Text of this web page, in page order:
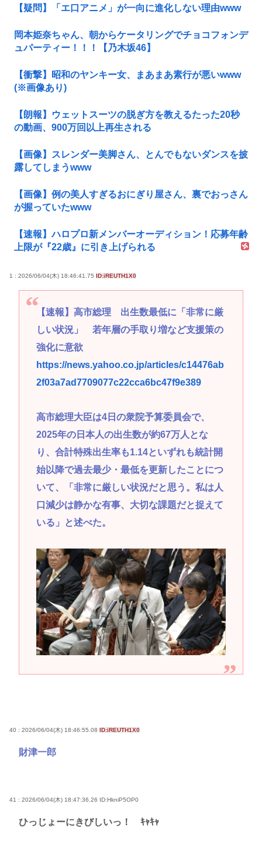
【疑問】「エ口アニメ」が一向に進化しない理由www
岡本姫奈ちゃん、朝からケータリングでチョコフォンデ
ュパーティー！！！【乃木坂46】
【衝撃】昭和のヤンキー女、まあまあ素行が悪いwww
(※画像あり)
【朗報】ウェットスーツの脱ぎ方を教えるたった20秒
の動画、900万回以上再生される
【画像】スレンダー美脚さん、とんでもないダンスを披
露してしまうwww
【画像】例の美人すぎるおにぎり屋さん、裏でおっさん
が握っていたwww
【速報】ハロプロ新メンバーオーディション！応募年齢
上限が『22歳』に引き上げられる
1 : 2026/06/04(木) 18:46:41.75 ID:iREUTH1X0
【速報】高市総理 出生数最低に「非常に厳
しい状況」 若年層の手取り増など支援策の
強化に意欲
https://news.yahoo.co.jp/articles/c14476ab
2f03a7ad7709077c22cca6bc47f9e389
高市総理大臣は4日の衆院予算委員会で、
2025年の日本人の出生数が約67万人とな
り、合計特殊出生率も1.14といずれも統計開
始以降で過去最少・最低を更新したことにつ
いて、「非常に厳しい状況だと思う。私は人
口減少は静かな有事、大切な課題だと捉えて
いる」と述べた。
40 : 2026/06/04(木) 18:46:55.08 ID:iREUTH1X0
財津一郎
41 : 2026/06/04(木) 18:47:36.26 ID:HkniP5OP0
ひっじょーにきびしいっ！ ｷｬｷｬ